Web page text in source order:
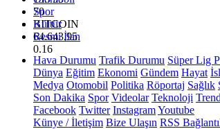
70
BITCOIN
64.643,95
0.16
Spor
Kültür
Resmi İlan
Hava Durumu Trafik Durumu Süper Lig
Dünya Eğitim Ekonomi Gündem Hayat
Medya Otomobil Politika Röportaj Sağlık
Son Dakika Spor Videolar Teknoloji Trend
Facebook Twitter InstagramYoutube
Künye / İletişim Bize Ulaşın RSS